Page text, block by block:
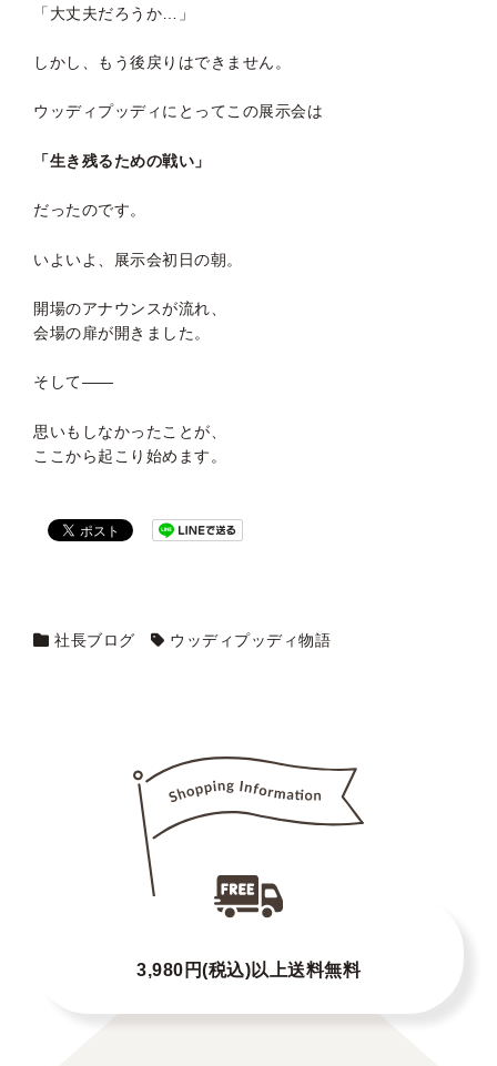
「大丈夫だろうか…」
しかし、もう後戻りはできません。
ウッディプッディにとってこの展示会は
「生き残るための戦い」
だったのです。
いよいよ、展示会初日の朝。
開場のアナウンスが流れ、
会場の扉が開きました。
そして――
思いもしなかったことが、
ここから起こり始めます。
社長ブログ ウッディプッディ物語
3,980円(税込)以上送料無料